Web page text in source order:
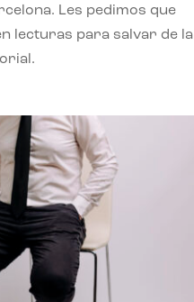
Les pedimos que
lecturas para salvar de la